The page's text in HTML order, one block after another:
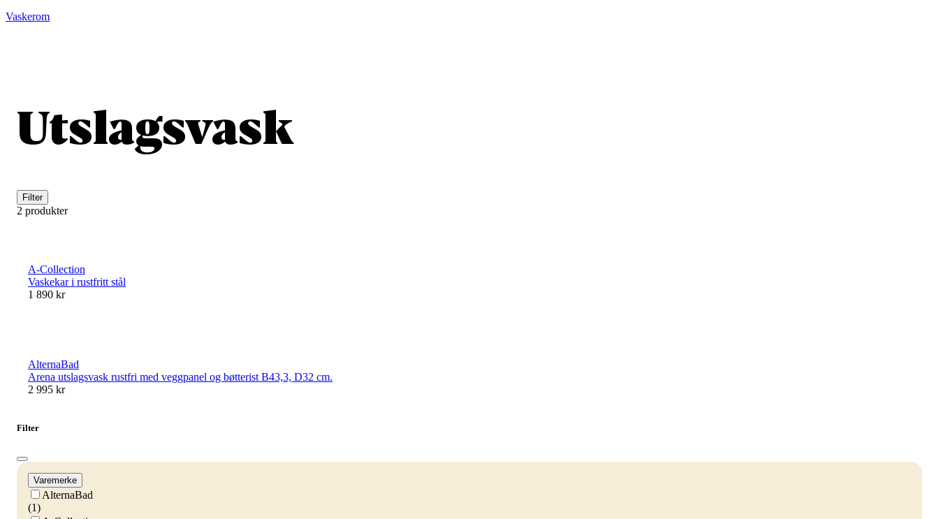
Vaskerom
Utslagsvask
Filter
2 produkter
A-Collection
Vaskekar i rustfritt stål
1 890 kr
AlternaBad
Arena utslagsvask rustfri med veggpanel og bøtterist B43,3, D32 cm.
2 995 kr
Filter
Varemerke
AlternaBad
(1)